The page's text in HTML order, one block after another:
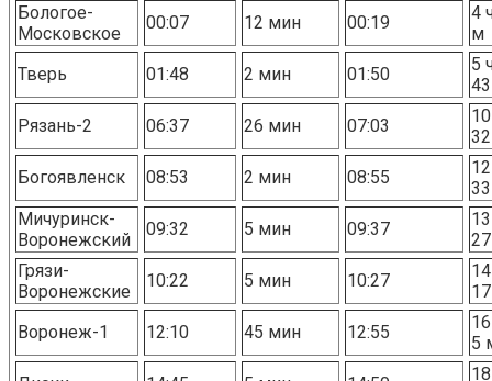
Бологое-
Московское
00:07 12 мин 00:19
4
м
Тверь
01:48 2 мин 01:50
5
Рязань-2
06:37 26 мин 07:03
Богоявленск
08:53 2 мин 08:55
Мичуринск-
Воронежский
09:32 5 мин 09:37
Грязи-
Воронежские
10:22 5 мин 10:27
Воронеж-1
12:10 45 мин 12:55
5